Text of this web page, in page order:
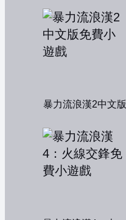
暴力流浪漢2中文版